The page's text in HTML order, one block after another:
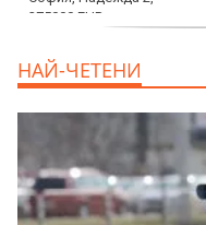
НАЙ-ЧЕТЕНИ